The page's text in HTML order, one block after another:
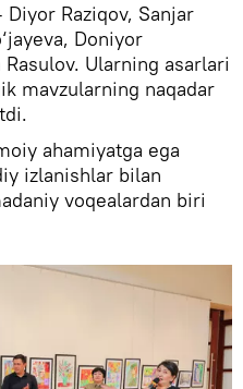
Raziqov, Sanjar
Doniyor
Ularning asarlari
mavzularning naqadar
ahamiyatga ega
izlanishlar bilan
voqealardan biri